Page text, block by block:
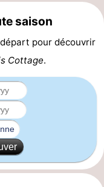
saison
pour découvrir
Cottage.